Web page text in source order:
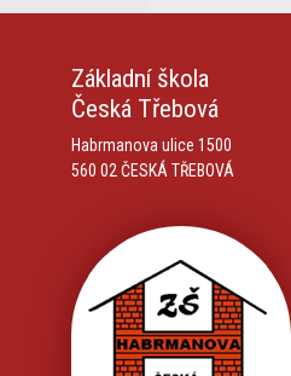
Základní škola
Česká Třebová
Habrmanova ulice 1500
560 02 ČESKÁ TŘEBOVÁ